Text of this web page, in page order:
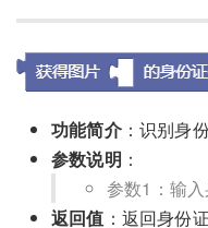
功能简介：识别身
参数说明 ：
参数1：输入
返回值 ：返回身份